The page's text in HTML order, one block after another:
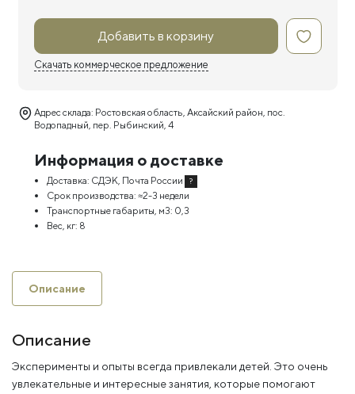
Добавить в корзину
Скачать коммерческое предложение
Адрес склада: Ростовская область, Аксайский район, пос.
Водопадный, пер. Рыбинский, 4
Информация о доставке
Доставка: СДЭК, Почта России ?
Срок производства: ≈2-3 недели
Транспортные габариты, м3: 0,3
Вес, кг: 8
Описание
Описание
Эксперименты и опыты всегда привлекали детей. Это очень
увлекательные и интересные занятия, которые помогают